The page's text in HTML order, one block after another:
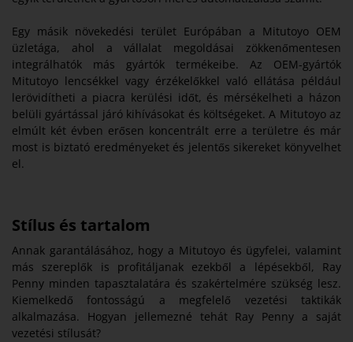
Egy másik növekedési terület Európában a Mitutoyo OEM
üzletága, ahol a vállalat megoldásai zökkenőmentesen
integrálhatók más gyártók termékeibe. Az OEM-gyártók
Mitutoyo lencsékkel vagy érzékelőkkel való ellátása például
lerövidítheti a piacra kerülési időt, és mérsékelheti a házon
belüli gyártással járó kihívásokat és költségeket. A Mitutoyo az
elmúlt két évben erősen koncentrált erre a területre és már
most is biztató eredményeket és jelentős sikereket könyvelhet
el.
Stílus és tartalom
Annak garantálásához, hogy a Mitutoyo és ügyfelei, valamint
más szereplők is profitáljanak ezekből a lépésekből, Ray
Penny minden tapasztalatára és szakértelmére szükség lesz.
Kiemelkedő fontosságú a megfelelő vezetési taktikák
alkalmazása. Hogyan jellemezné tehát Ray Penny a saját
vezetési stílusát?